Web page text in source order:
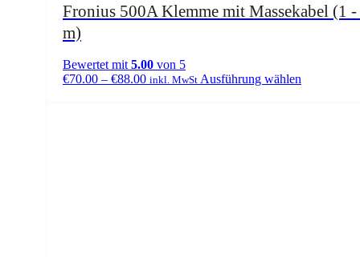
Fronius 500A Klemme mit Massekabel (1
m)
Bewertet mit 5.00 von 5
€70.00 – €88.00 inkl. MwSt Ausführung wählen